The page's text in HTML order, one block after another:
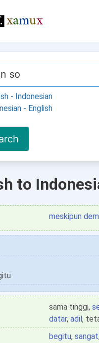
- Indonesian
- English
to
meskipun
sama tinggi,
datar, adil,
begitu, sangat,